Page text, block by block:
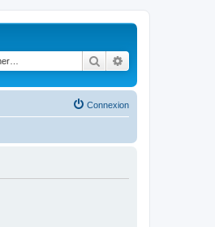
Rechercher
Connexion